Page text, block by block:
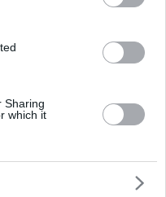
Sharing
which it
με